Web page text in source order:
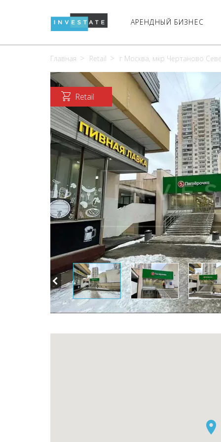
АРЕНДНЫЙ БИЗНЕС
Главная Retail г Москва, мкр Чертаново
Retail